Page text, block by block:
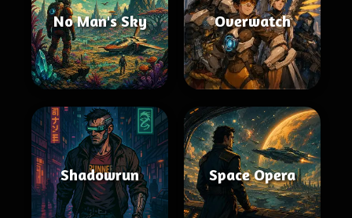
No Man's Sky Overwatch
Shadowrun Space Opera